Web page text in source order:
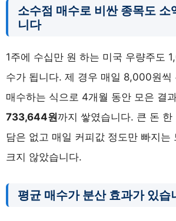
소수점 매수로 비싼 종목도 소
니다
1주에 수십만 원 하는 미국 우량주도
수가 됩니다. 제 경우 매일 8,000원씩
매수하는 식으로 4개월 동안 모은 결
733,644원까지 쌓였습니다. 큰 돈
담은 없고 매일 커피값 정도만 빠지는
크지 않았습니다.
평균 매수가 분산 효과가 있습